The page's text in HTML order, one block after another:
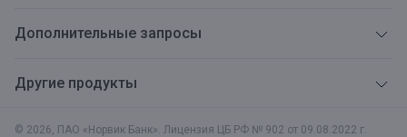
© 2026, ПАО «Норвик Банк». Лицензия ЦБ РФ № 902 от 09.08.2022 г.
Дополнительные запросы
Другие продукты